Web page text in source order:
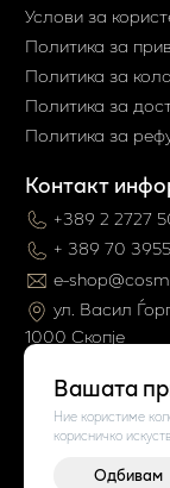
Вашата
Ние користиме
корисничко
Одбивам
Услови за
Политика за
Политика за
Политика за
Политика за
Контакт
+389 2 2727
+ 389 70
e-
ул. Васил
1000 Скопје